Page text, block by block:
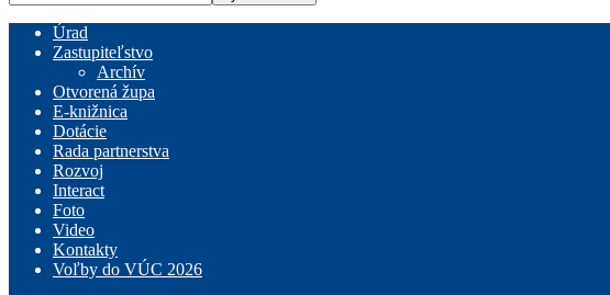
Úrad
Zastupiteľstvo
Archív
Otvorená župa
E-knižnica
Dotácie
Rada partnerstva
Rozvoj
Interact
Foto
Video
Kontakty
Voľby do VÚC 2026